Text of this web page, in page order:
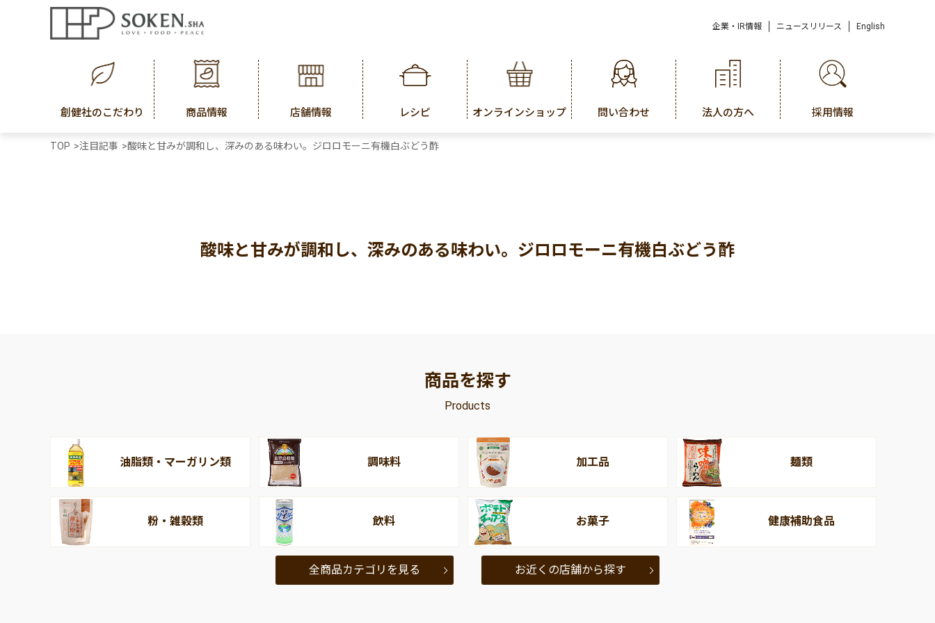
企業・IR情報 ニュースリリース English
創健社のこだわり 商品情報 店舗情報 レシピ オンラインショップ 問い合わせ 法人の方へ 採用情報
TOP >注目記事 >酸味と甘みが調和し、深みのある味わい。ジロロモーニ有機白ぶどう酢
酸味と甘みが調和し、深みのある味わい。ジロロモーニ有機白ぶどう酢
商品を探す
Products
油脂類・マーガリン類 調味料 加工品 麺類
粉・雑穀類 飲料 お菓子 健康補助食品
全商品カテゴリを見る お近くの店舗から探す